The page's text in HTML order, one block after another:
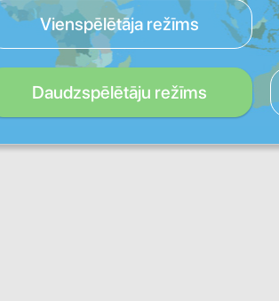
Vienspēlētāja režīms
Daudzspēlētāju režīms